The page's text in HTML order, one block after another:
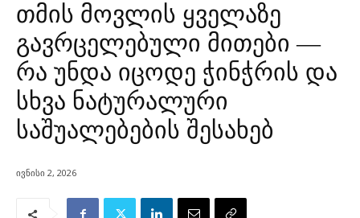
თმის მოვლის ყველაზე
გავრცელებული მითები —
რა უნდა იცოდე ჭინჭრის და
სხვა ნატურალური
საშუალებების შესახებ
ივნისი 2, 2026